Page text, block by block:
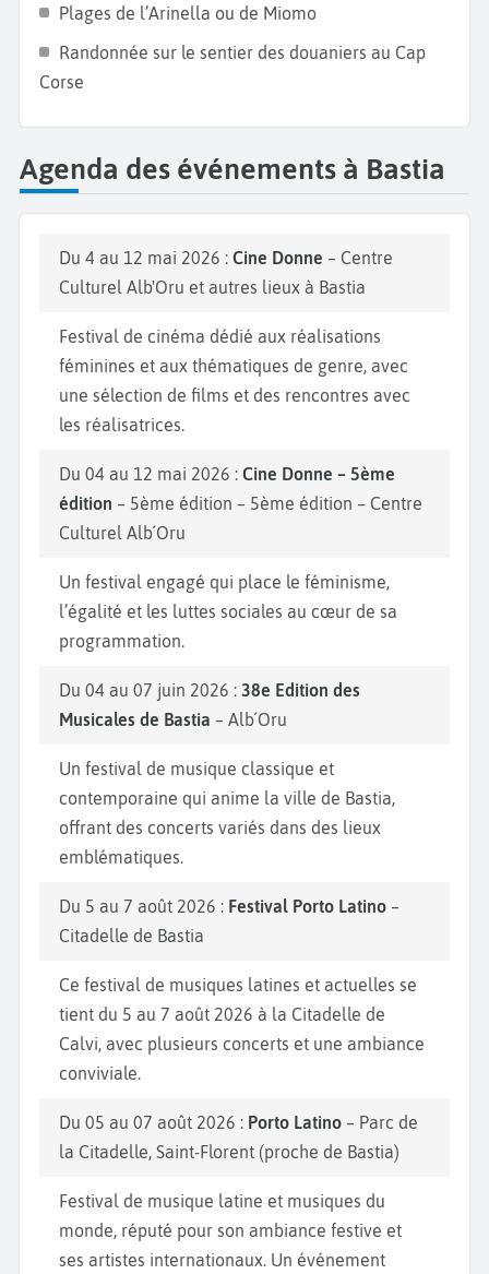
Plages de l’Arinella ou de Miomo
Randonnée sur le sentier des douaniers au Cap
Corse
Agenda des événements à Bastia
Du 4 au 12 mai 2026 : Cine Donne – Centre
Culturel Alb'Oru et autres lieux à Bastia
Festival de cinéma dédié aux réalisations
féminines et aux thématiques de genre, avec
une sélection de films et des rencontres avec
les réalisatrices.
Du 04 au 12 mai 2026 : Cine Donne – 5ème
édition – 5ème édition – 5ème édition – Centre
Culturel Alb´Oru
Un festival engagé qui place le féminisme,
l’égalité et les luttes sociales au cœur de sa
programmation.
Du 04 au 07 juin 2026 : 38e Edition des
Musicales de Bastia – Alb´Oru
Un festival de musique classique et
contemporaine qui anime la ville de Bastia,
offrant des concerts variés dans des lieux
emblématiques.
Du 5 au 7 août 2026 : Festival Porto Latino –
Citadelle de Bastia
Ce festival de musiques latines et actuelles se
tient du 5 au 7 août 2026 à la Citadelle de
Calvi, avec plusieurs concerts et une ambiance
conviviale.
Du 05 au 07 août 2026 : Porto Latino – Parc de
la Citadelle, Saint-Florent (proche de Bastia)
Festival de musique latine et musiques du
monde, réputé pour son ambiance festive et
ses artistes internationaux. Un événement